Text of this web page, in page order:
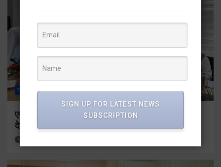
राज्य ALL देहरादून
एमडीडीए बोर्ड बैठक में 25 विकास प्रस्तावों को मिली मंजूरी,
देहरादून-मसूरी के नियोजित विकास को मिलेगी रफ्तार
SIGN UP FOR LATEST NEWS
SUBSCRIPTION